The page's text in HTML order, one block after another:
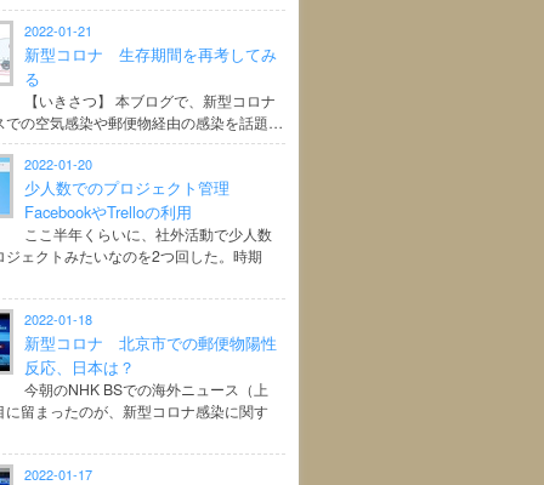
2022-01-21
新型コロナ 生存期間を再考してみ
る
【いきさつ】 本ブログで、新型コロナ
での空気感染や郵便物経由の感染を話題…
2022-01-20
少人数でのプロジェクト管理
FacebookやTrelloの利用
ここ半年くらいに、社外活動で少人数
ジェクトみたいなのを2つ回した。時期
2022-01-18
新型コロナ 北京市での郵便物陽性
反応、日本は？
今朝のNHK BSでの海外ニュース（上
に留まったのが、新型コロナ感染に関す
2022-01-17